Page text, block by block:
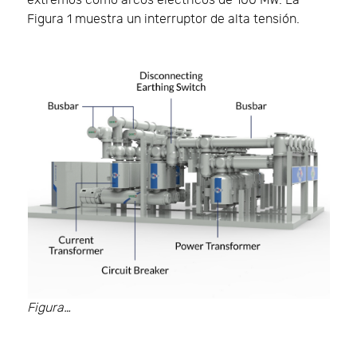
Figura 1 muestra un interruptor de alta tensión.
Figura…